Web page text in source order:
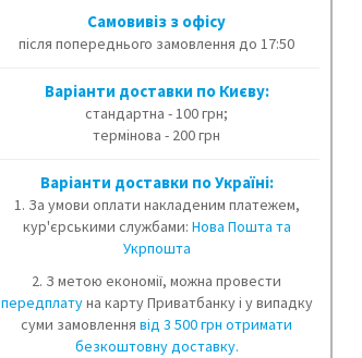
Cамовивіз з офісу
після попереднього замовлення до 17:50
Варіанти доставки по Києву:
стандартна - 100 грн;
термінова - 200 грн
Варіанти доставки по Україні:
1. За умови оплати накладеним платежем,
кур'єрськими службами: Нова Пошта та
Укрпошта
2. З метою економії, можна провести
передплатуна карту Приватбанку і у випадку
суми замовленнявід 3 500 грн отримати
безкоштовну доставку.